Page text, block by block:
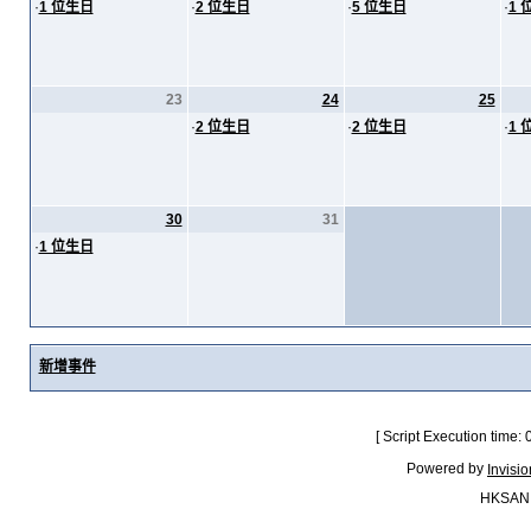
·1 位生日
·2 位生日
·5 位生日 ·1
23
24
·2 位生日
25
·2 位生日 ·1
30
·1 位生日
31
新增事件
[ Script Execution
Powered by